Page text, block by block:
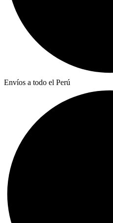
Envíos a todo el Perú